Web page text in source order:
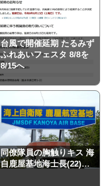
台風で開催延期 たるみず
ふれあいフェスタ 8/8を
8/15へ
同僚隊員の胸触りキス 海
自鹿屋基地海士長(22)…